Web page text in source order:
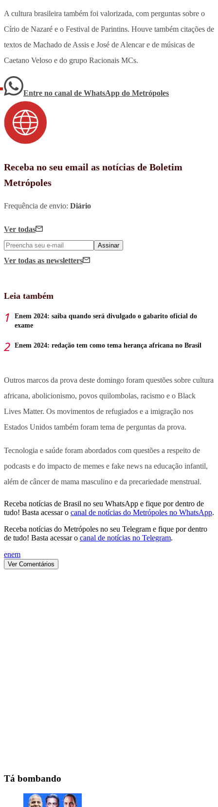
A cultura brasileira também foi valorizada, com perguntas sobre o
Círio de Nazaré e o Festival de Parintins. Houve também citações de
textos de Machado de Assis e José de Alencar e de músicas de
Caetano Veloso e do grupo Racionais MCs.
Entre no canal de WhatsApp do Metrópoles
Receba no seu email as notícias de Boletim
Metrópoles
Frequência de envio: Diário
Ver todas
Assinar
Ver todas as newsletters
Leia também
Enem 2024: saiba quando será divulgado o gabarito oficial do
exame
Enem 2024: redação tem como tema herança africana no Brasil
Outros marcos da prova deste domingo foram questões sobre cultura
africana, abolicionismo, povos quilombolas, racismo e o Black
Lives Matter. Os movimentos de refugiados e a imigração nos
Estados Unidos também foram tema de perguntas da prova.
Tecnologia e saúde foram abordados com questões a respeito de
podcasts e do impacto de memes e fake news na educação infantil,
além de câncer de mama masculino e da precariedade menstrual.
Receba notícias de Brasil no seu WhatsApp e fique por dentro de
tudo! Basta acessar o canal de notícias do Metrópoles no WhatsApp.
Receba notícias do Metrópoles no seu Telegram e fique por dentro
de tudo! Basta acessar o canal de notícias no Telegram.
enem
Ver Comentários
Tá bombando